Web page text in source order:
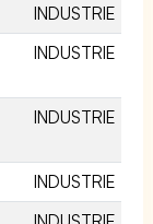
INDUSTRIE
INDUSTRIE
INDUSTRIE
INDUSTRIE